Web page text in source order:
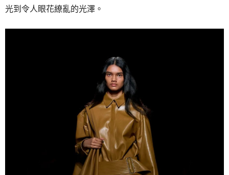
光到令人眼花繚亂的光澤。